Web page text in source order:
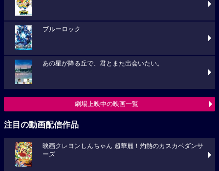
ブルーロック
あの星が降る丘で、君とまた出会いたい。
劇場上映中の映画一覧
注目の動画配信作品
映画クレヨンしんちゃん 超華麗！灼熱のカスカベダンサ
ーズ